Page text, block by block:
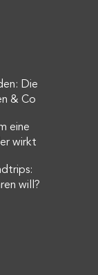
Die
& Co
eine
wirkt
will?